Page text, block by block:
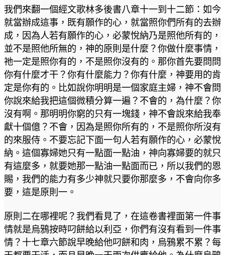
我們來翻一個經文歌林多後書八章十一到十二節：如今
就當辦成這事，既有願作的心，就當照你們所有的去辦
成，因為人若有願作的心，必蒙悅納乃是照他所有的，
並不是照他所無的，神的原則是什麼？你做什麼事情，
祂一定是照你有的，不是照你沒有的。那你首先要問問
你有什麼才干？你有什麼能力？你有什麼，神要用的肯
定是你有的。比如說你明明是一個家庭主婦，神不會問
你說來給我把這個微積分算一遍？不會的，為什麼？你
沒有啊。那明明你窮的只有一塊錢，神不會說來給我奉
獻十個億？不會，因為是照你所有的，不是照你所沒有
的來服侍。不要忘記下面一句人若有願作的心，必蒙悅
納。這個寡婦她只有一點面一點油，神向寡婦要的就只
有這麼多，就要她那一點油一點面而已，所以我們的恩
賜，我們的能力有多少神就只要你那麼多，不會向你多
要，這是原則一。
原則二在哪裡呢？我們看見了，在這卷書裡面第一件事
情就是烏鴉按時叼餅給以利亞，你們有沒有看到一件事
情？十七章六節說早晚給他叼餅和肉，烏鴉累不累？每